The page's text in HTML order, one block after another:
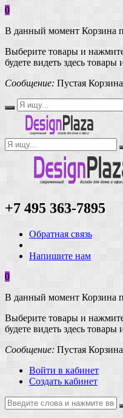
0
В данный момент Корзина
Выберите товары и
будете видеть здесь
Сообщение: Пустая Корзина
+7 495 363-7895
Обратная связь
Напишите нам
0
В данный момент Корзина
Выберите товары и
будете видеть здесь
Сообщение: Пустая Корзина
Войти в кабинет
Создать кабинет